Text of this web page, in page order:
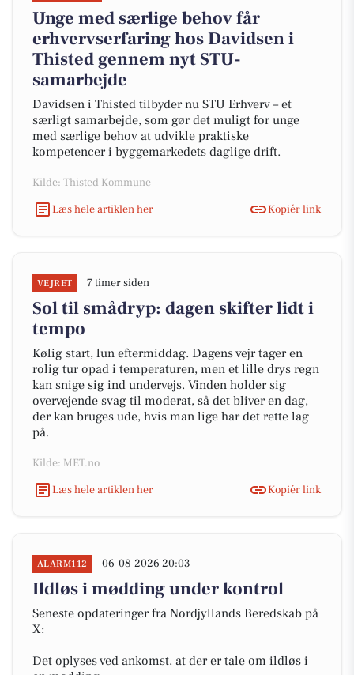
Unge med særlige behov får
erhvervserfaring hos Davidsen i
Thisted gennem nyt STU-
samarbejde
Davidsen i Thisted tilbyder nu STU Erhverv – et
særligt samarbejde, som gør det muligt for unge
med særlige behov at udvikle praktiske
kompetencer i byggemarkedets daglige drift.
Kilde: Thisted Kommune
Læs hele artiklen her
Kopiér link
VEJRET 7 timer siden
Sol til smådryp: dagen skifter lidt i
tempo
Kølig start, lun eftermiddag. Dagens vejr tager en
rolig tur opad i temperaturen, men et lille drys regn
kan snige sig ind undervejs. Vinden holder sig
overvejende svag til moderat, så det bliver en dag,
der kan bruges ude, hvis man lige har det rette lag
på.
Kilde: MET.no
Læs hele artiklen her
Kopiér link
ALARM112 06-08-2026 20:03
Ildløs i mødding under kontrol
Seneste opdateringer fra Nordjyllands Beredskab på
X:
Det oplyses ved ankomst, at der er tale om ildløs i